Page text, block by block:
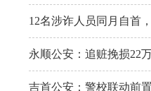
12名涉诈人员同月自首
永顺公安：追赃挽损22
吉首公安：警校联动前